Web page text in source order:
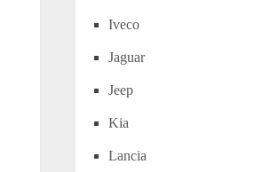
Iveco
Jaguar
Jeep
Kia
Lancia